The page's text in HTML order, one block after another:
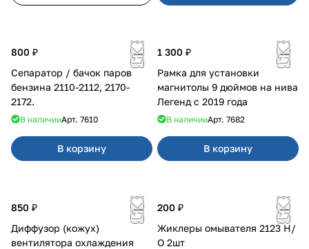
800 ₽
Сепаратор / бачок паров
бензина 2110-2112, 2170-
2172.
В наличииАрт. 7610
В корзину
1 300 ₽
Рамка для установки
магнитолы 9 дюймов на нива
Легенд с 2019 года
В наличииАрт. 7682
В корзину
850 ₽
Диффузор (кожух)
вентилятора охлаждения
200 ₽
Жиклеры омывателя 2123 Н/
О 2шт